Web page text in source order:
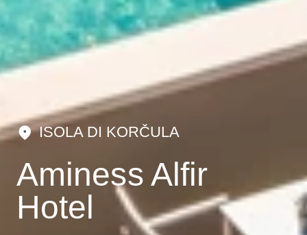
ISOLA DI KORČULA
Aminess Alfir
Hotel